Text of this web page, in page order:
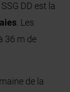
DD est la
. Les
36 m de
de la